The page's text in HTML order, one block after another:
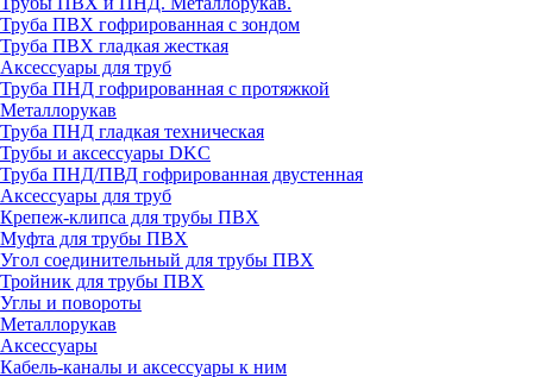
Труба ПВХ гофрированная с зондом
Труба ПВХ гладкая жесткая
Аксессуары для труб
Труба ПНД гофрированная с протяжкой
Металлорукав
Труба ПНД гладкая техническая
Трубы и аксессуары DKC
Труба ПНД/ПВД гофрированная двустенная
Аксессуары для труб
Крепеж-клипса для трубы ПВХ
Муфта для трубы ПВХ
Угол соединительный для трубы ПВХ
Тройник для трубы ПВХ
Углы и повороты
Металлорукав
Аксессуары
Кабель-каналы и аксессуары к ним